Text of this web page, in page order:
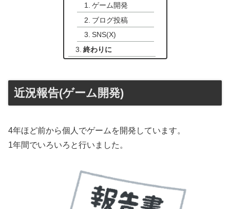
ゲーム開発
ブログ投稿
SNS(X)
終わりに
近況報告(ゲーム開発)
4年ほど前から個人でゲームを開発しています。
1年間でいろいろと行いました。